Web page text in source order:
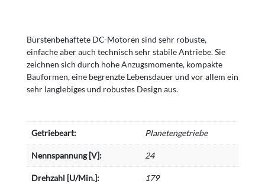
Bürstenbehaftete DC-Motoren sind sehr robuste,
einfache aber auch technisch sehr stabile Antriebe. Sie
zeichnen sich durch hohe Anzugsmomente, kompakte
Bauformen, eine begrenzte Lebensdauer und vor allem ein
sehr langlebiges und robustes Design aus.
Getriebeart: Planetengetriebe
Nennspannung [V]: 24
Drehzahl [U/Min.]: 179